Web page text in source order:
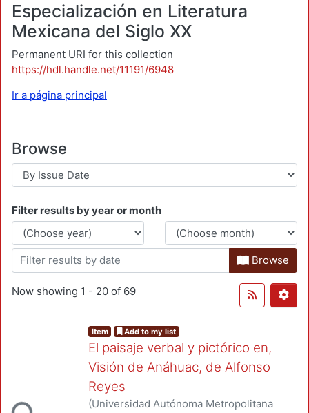
Especialización en Literatura
Mexicana del Siglo XX
Permanent URI for this collection
https://hdl.handle.net/11191/6948
Ir a página principal
Browse
Filter results by year or month
Browse
Now showing 1 - 20 of 69
Loading...
Item Add to my list
El paisaje verbal y pictórico en,
Visión de Anáhuac, de Alfonso
Reyes
(Universidad Autónoma Metropolitana